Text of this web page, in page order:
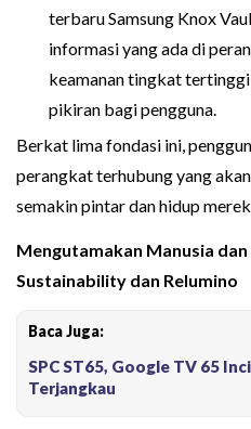
terbaru Samsung Knox
informasi yang ada di
keamanan tingkat
pikiran bagi pengguna.
Berkat lima fondasi ini,
perangkat terhubung yang
semakin pintar dan hidup
Mengutamakan Manusia
Sustainability dan Relumino
Baca Juga:
SPC ST65, Google TV 65
Terjangkau